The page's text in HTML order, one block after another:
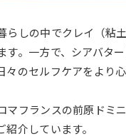
らしの中でクレイ（粘
す。一方で、シアバタ
のセルフケアをより
マフランスの前原ドミ
介しています。